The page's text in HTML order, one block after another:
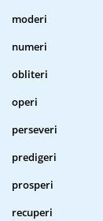
moderi
numeri
obliteri
operi
perseveri
predigeri
prosperi
recuperi